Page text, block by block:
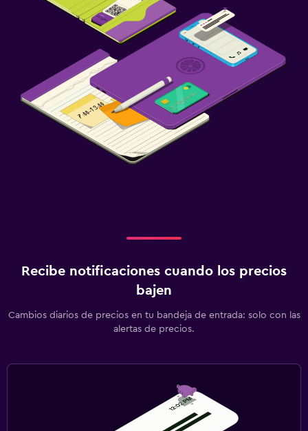
Juegos de mesa/rompecabezas
Mesa de billar
Servicios de lavandería/tintorería
Recibe notificaciones cuando los precios
bajen
Cambios diarios de precios en tu bandeja de entrada: solo con las
alertas de precios.